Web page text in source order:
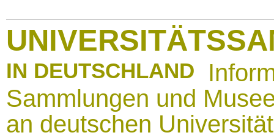
IN DEUTSCHLAND
Sammlungen und
an deutschen